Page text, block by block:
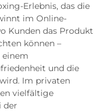
Erlebnis, das die
im Online-
Kunden das Produkt
können –
einem
und die
Im privaten
vielfältige
der